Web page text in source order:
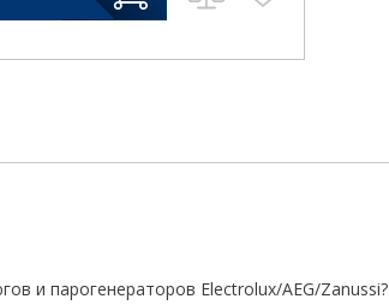
и парогенераторов Electrolux/AEG/Zanussi?